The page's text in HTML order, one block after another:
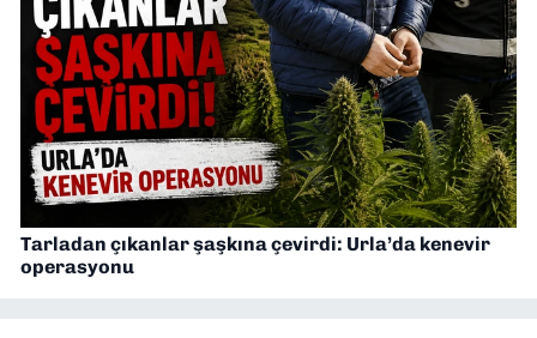
Tarladan çıkanlar şaşkına çevirdi: Urla’da kenevir
operasyonu